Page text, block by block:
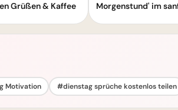
Grüßen & Kaffee
Motivation #dienstag sprüche kostenlos teilen